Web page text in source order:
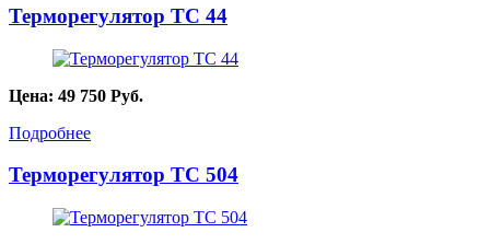
Терморегулятор ТС 44
Цена: 49 750 Руб.
Подробнее
Терморегулятор ТС 504